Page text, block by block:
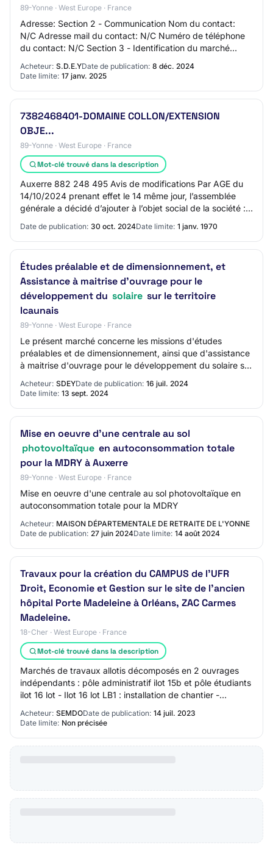
89-Yonne · West Europe · France
Adresse: Section 2 - Communication Nom du contact:
N/C Adresse mail du contact: N/C Numéro de téléphone
du contact: N/C Section 3 - Identification du marché
Acheteur: S.D.E.YDate de publication: 8 déc. 2024
Date limite: 17 janv. 2025
7382468401-DOMAINE COLLON/EXTENSION
OBJE...
89-Yonne · West Europe · France
Mot-clé trouvé dans la description
Auxerre 882 248 495 Avis de modifications Par AGE du
14/10/2024 prenant effet le 14 même jour, l’assemblée
générale a décidé d’ajouter à l’objet social de la société :
Date de publication: 30 oct. 2024Date limite: 1 janv. 1970
Études préalable et de dimensionnement, et
Assistance à maitrise d'ouvrage pour le
développement du solaire sur le territoire
Icaunais
89-Yonne · West Europe · France
Le présent marché concerne les missions d'études
préalables et de dimensionnement, ainsi que d'assistance
à maitrise d'ouvrage pour le développement du solaire sur
Acheteur: SDEYDate de publication: 16 juil. 2024
Date limite: 13 sept. 2024
Mise en oeuvre d'une centrale au sol
photovoltaïque en autoconsommation totale
pour la MDRY à Auxerre
89-Yonne · West Europe · France
Mise en oeuvre d'une centrale au sol photovoltaïque en
autoconsommation totale pour la MDRY
Acheteur: MAISON DÉPARTEMENTALE DE RETRAITE DE L'YONNE
Date de publication: 27 juin 2024Date limite: 14 août 2024
Travaux pour la création du CAMPUS de l'UFR
Droit, Economie et Gestion sur le site de l'ancien
hôpital Porte Madeleine à Orléans, ZAC Carmes
Madeleine.
18-Cher · West Europe · France
Mot-clé trouvé dans la description
Marchés de travaux allotis décomposés en 2 ouvrages
indépendants : pôle administratif ilot 15b et pôle étudiants
ilot 16 lot - Ilot 16 lot LB1 : installation de chantier -
Acheteur: SEMDODate de publication: 14 juil. 2023
Date limite: Non précisée